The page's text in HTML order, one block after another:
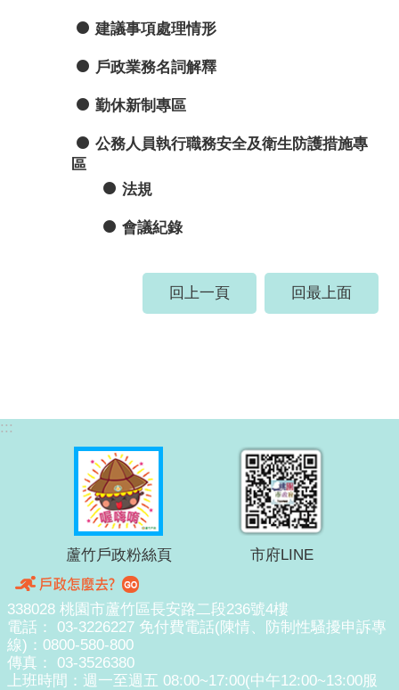
建議事項處理情形
戶政業務名詞解釋
勤休新制專區
公務人員執行職務安全及衛生防護措施專
區
法規
會議紀錄
回上一頁 回最上面
:::
蘆竹戶政粉絲頁 市府LINE
338028 桃園市蘆竹區長安路二段236號4樓
電話： 03-3226227 免付費電話(陳情、防制性騷擾申訴專
線)：0800-580-800
傳真： 03-3526380
上班時間：週一至週五 08:00~17:00(中午12:00~13:00服